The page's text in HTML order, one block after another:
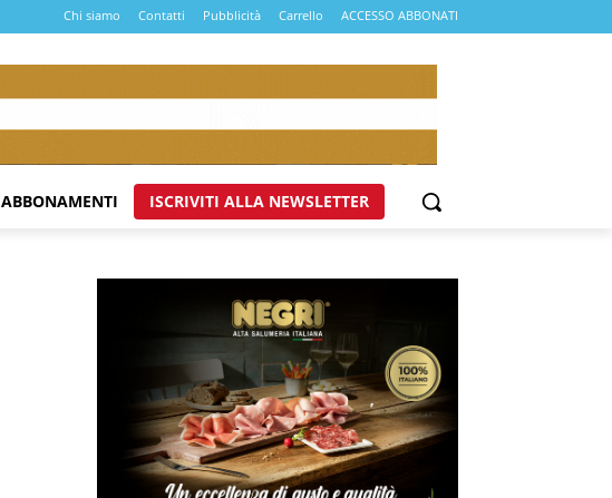
Chi siamo Contatti Pubblicità Carrello ACCESSO ABBONATI
ABBONAMENTI ISCRIVITI ALLA NEWSLETTER